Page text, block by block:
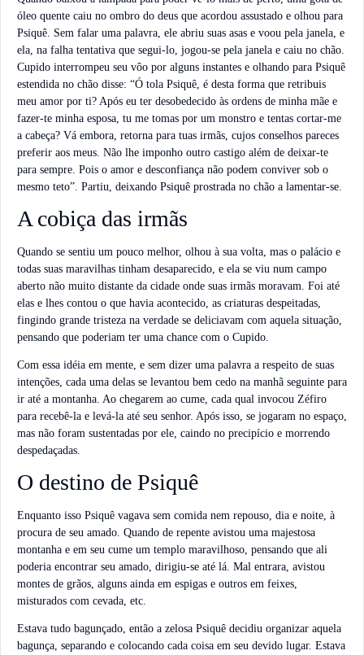
óleo quente caiu no ombro do deus que acordou assustado e olhou para
Psiquê. Sem falar uma palavra, ele abriu suas asas e voou pela janela, e
ela, na falha tentativa que segui-lo, jogou-se pela janela e caiu no chão.
Cupido interrompeu seu vôo por alguns instantes e olhando para Psiquê
estendida no chão disse: “Ó tola Psiquê, é desta forma que retribuis
meu amor por ti? Após eu ter desobedecido às ordens de minha mãe e
fazer-te minha esposa, tu me tomas por um monstro e tentas cortar-me
a cabeça? Vá embora, retorna para tuas irmãs, cujos conselhos pareces
preferir aos meus. Não lhe imponho outro castigo além de deixar-te
para sempre. Pois o amor e desconfiança não podem conviver sob o
mesmo teto”. Partiu, deixando Psiquê prostrada no chão a lamentar-se.
A cobiça das irmãs
Quando se sentiu um pouco melhor, olhou à sua volta, mas o palácio e
todas suas maravilhas tinham desaparecido, e ela se viu num campo
aberto não muito distante da cidade onde suas irmãs moravam. Foi até
elas e lhes contou o que havia acontecido, as criaturas despeitadas,
fingindo grande tristeza na verdade se deliciavam com aquela situação,
pensando que poderiam ter uma chance com o Cupido.
Com essa idéia em mente, e sem dizer uma palavra a respeito de suas
intenções, cada uma delas se levantou bem cedo na manhã seguinte para
ir até a montanha. Ao chegarem ao cume, cada qual invocou Zéfiro
para recebê-la e levá-la até seu senhor. Após isso, se jogaram no espaço,
mas não foram sustentadas por ele, caindo no precipício e morrendo
despedaçadas.
O destino de Psiquê
Enquanto isso Psiquê vagava sem comida nem repouso, dia e noite, à
procura de seu amado. Quando de repente avistou uma majestosa
montanha e em seu cume um templo maravilhoso, pensando que ali
poderia encontrar seu amado, dirigiu-se até lá. Mal entrara, avistou
montes de grãos, alguns ainda em espigas e outros em feixes,
misturados com cevada, etc.
Estava tudo bagunçado, então a zelosa Psiquê decidiu organizar aquela
bagunça, separando e colocando cada coisa em seu devido lugar. Estava